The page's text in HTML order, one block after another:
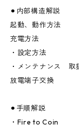
⚫︎内部構造解説
起動、動作方法
充電方法
・設定方法
・メンテナンス 取
放電端子交換
⚫︎手順解説
・Fire to Coin